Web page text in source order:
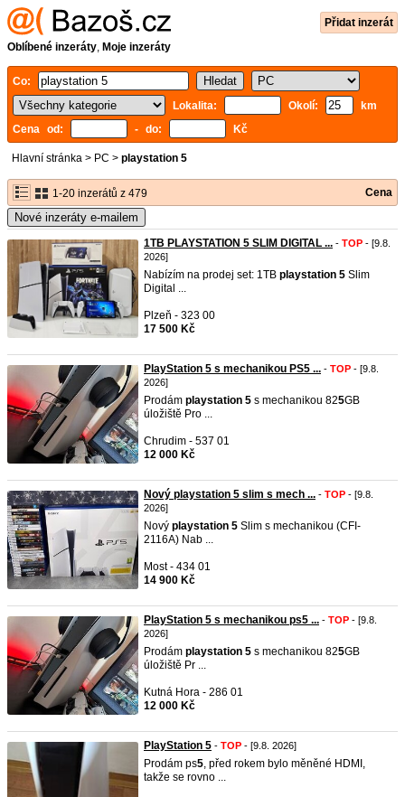
Přidat inzerát
Oblíbené inzeráty, Moje inzeráty
Co:
Lokalita:
Okolí:
km
Cena od:
- do: Kč
Hlavní stránka > PC > playstation 5
1-20 inzerátů z 479 Cena
Nové inzeráty e-mailem
1TB PLAYSTATION 5 SLIM DIGITAL ... - TOP - [9.8.
2026]
Nabízím na prodej set: 1TB playstation 5 Slim
Digital ...
Plzeň - 323 00
17 500 Kč
PlayStation 5 s mechanikou PS5 ... - TOP - [9.8.
2026]
Prodám playstation 5 s mechanikou 825GB
úložiště Pro ...
Chrudim - 537 01
12 000 Kč
Nový playstation 5 slim s mech ... - TOP - [9.8.
2026]
Nový playstation 5 Slim s mechanikou (CFI-
2116A) Nab ...
Most - 434 01
14 900 Kč
PlayStation 5 s mechanikou ps5 ... - TOP - [9.8.
2026]
Prodám playstation 5 s mechanikou 825GB
úložiště Pr ...
Kutná Hora - 286 01
12 000 Kč
PlayStation 5 - TOP - [9.8. 2026]
Prodám ps5, před rokem bylo měněné HDMI,
takže se rovno ...